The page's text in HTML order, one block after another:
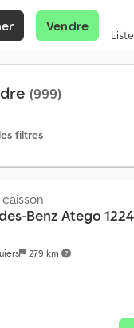
Vendre
(999)
filtres
Demander plus d'images
279 km
Benz Atego 1224